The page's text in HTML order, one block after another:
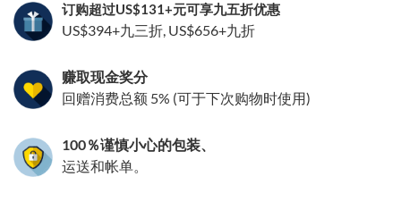
订购超过US$131+元可享九五折优惠
US$394+九三折, US$656+九折
赚取现金奖分
回赠消费总额 5% (可于下次购物时使用)
100％谨慎小心的包装、
运送和帐单。